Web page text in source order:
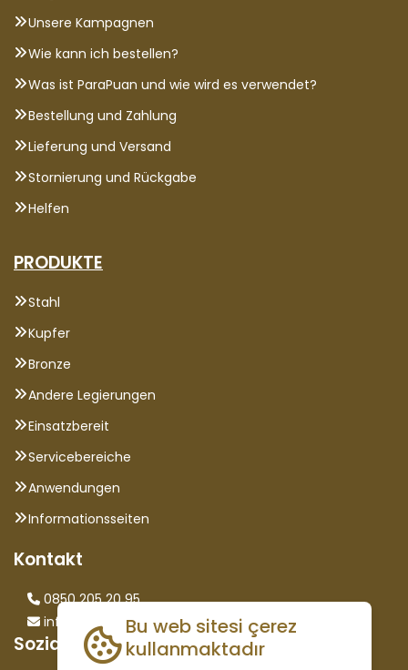
Unsere Kampagnen
Wie kann ich bestellen?
Was ist ParaPuan und wie wird es verwendet?
Bestellung und Zahlung
Lieferung und Versand
Stornierung und Rückgabe
Helfen
PRODUKTE
Stahl
Kupfer
Bronze
Andere Legierungen
Einsatzbereit
Servicebereiche
Anwendungen
Informationsseiten
Kontakt
0850 205 20 95
info@saglammetal.com
Sozialen Medien
Bu web sitesi çerez
kullanmaktadır